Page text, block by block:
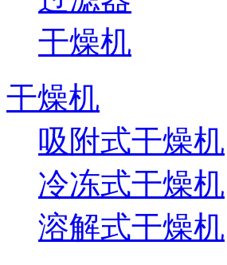
干燥机
干燥机
吸附式干燥机
冷冻式干燥机
溶解式干燥机